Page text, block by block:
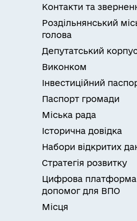
Контакти та
Роздільнянський
голова
Депутатський
Виконком
Інвестиційний
Паспорт громади
Міська рада
Історична довідка
Набори відкритих
Стратегія розвитку
Цифрова платформа
допомог для ВПО
Місця